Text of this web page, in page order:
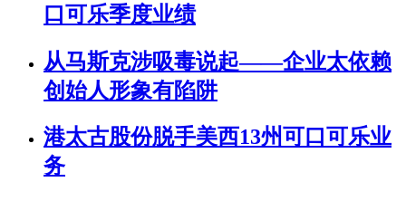
口可乐季度业绩
从马斯克涉吸毒说起——企业太依赖
创始人形象有陷阱
港太古股份脱手美西13州可口可乐业
务